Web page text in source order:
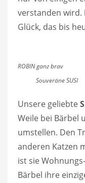
verstanden wird.
Glück, das bis
ROBIN ganz
Souveräne SUSI
Unsere geliebte
Weile bei Bärbel
umstellen. Den
anderen Katzen
ist sie
Bärbel ihre